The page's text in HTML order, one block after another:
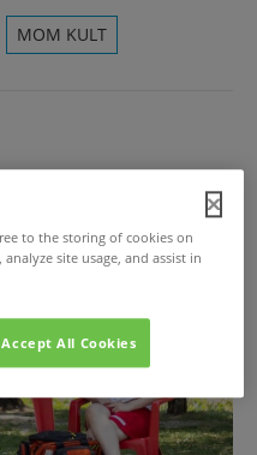
MOM KULT
to the storing of cookies on
site usage, and assist in
Accept All Cookies